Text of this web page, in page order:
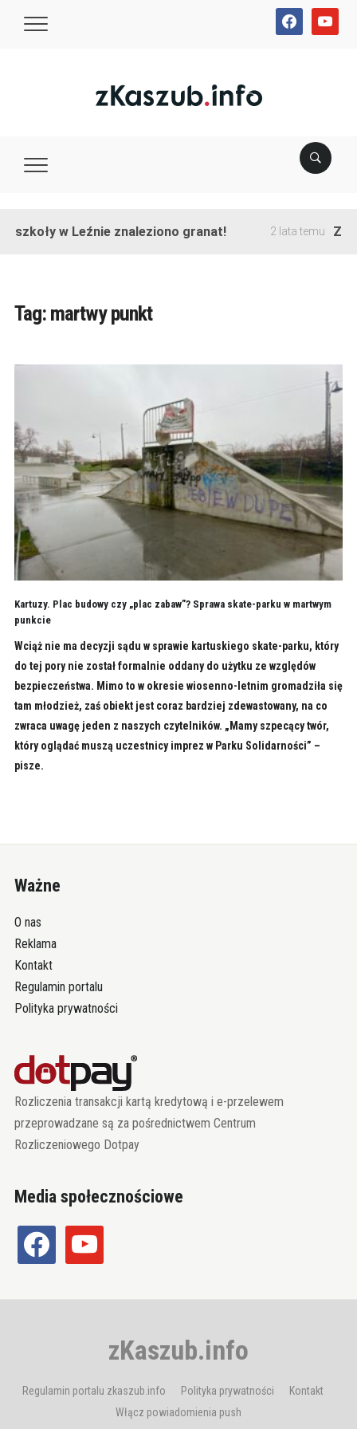
facebookyoutube
szkoły w Leźnie znaleziono granat! 2 lata temu
Tag: martwy punkt
Kartuzy. Plac budowy czy „plac zabaw”? Sprawa skate-parku w martwym
punkcie
Wciąż nie ma decyzji sądu w sprawie kartuskiego skate-parku, który
do tej pory nie został formalnie oddany do użytku ze względów
bezpieczeństwa. Mimo to w okresie wiosenno-letnim gromadziła się
tam młodzież, zaś obiekt jest coraz bardziej zdewastowany, na co
zwraca uwagę jeden z naszych czytelników. „Mamy szpecący twór,
który oglądać muszą uczestnicy imprez w Parku Solidarności” –
pisze.
Ważne
O nas
Reklama
Kontakt
Regulamin portalu
Polityka prywatności
Rozliczenia transakcji kartą kredytową i e-przelewem
przeprowadzane są za pośrednictwem Centrum
Rozliczeniowego Dotpay
Media społecznościowe
facebook youtube
zKaszub.info
Regulamin portalu zkaszub.info Polityka prywatności
Kontakt
Włącz powiadomienia push